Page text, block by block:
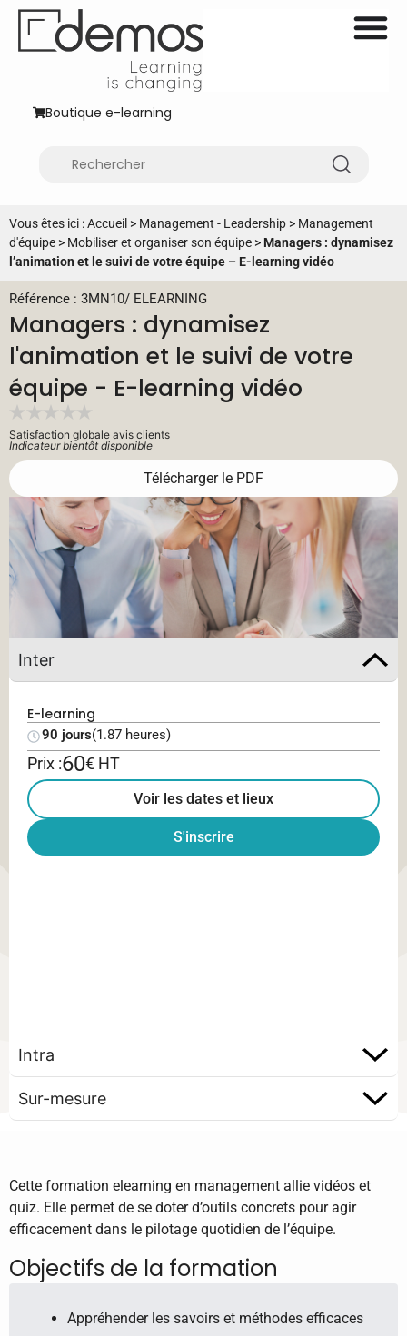
Boutique e-learning
Vous êtes ici :Accueil > Management - Leadership > Management
d'équipe > Mobiliser et organiser son équipe >Managers : dynamisez
l’animation et le suivi de votre équipe – E-learning vidéo
Référence : 3MN10/ ELEARNING
Managers : dynamisez
l'animation et le suivi de votre
équipe - E-learning vidéo
Satisfaction globale avis clients
Indicateur bientôt disponible
Télécharger le PDF
Inter
E-learning
90 jours(1.87 heures)
Prix :60€ HT
Voir les dates et lieux
S'inscrire
Intra
Sur-mesure
Cette formation elearning en management allie vidéos et
quiz. Elle permet de se doter d’outils concrets pour agir
efficacement dans le pilotage quotidien de l’équipe.
Objectifs de la formation
Appréhender les savoirs et méthodes efficaces